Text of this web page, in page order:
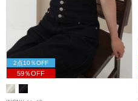
2点10％OFF
59％OFF